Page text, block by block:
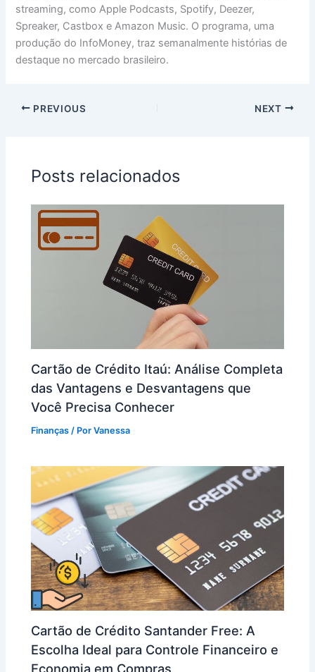
streaming, como Apple Podcasts, Spotify, Deezer,
Spreaker, Castbox e Amazon Music. O programa, uma
produção do InfoMoney, traz semanalmente histórias de
destaque no mercado brasileiro.
PREVIOUS NEXT
Posts relacionados
Cartão de Crédito Itaú: Análise Completa
das Vantagens e Desvantagens que
Você Precisa Conhecer
Finanças / PorVanessa
Cartão de Crédito Santander Free: A
Escolha Ideal para Controle Financeiro e
Economia em Compras